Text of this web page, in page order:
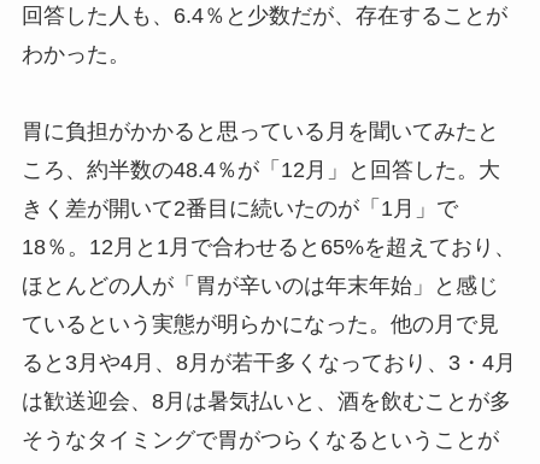
回答した人も、6.4％と少数だが、存在することが
わかった。
胃に負担がかかると思っている月を聞いてみたと
ころ、約半数の48.4％が「12月」と回答した。大
きく差が開いて2番目に続いたのが「1月」で
18％。12月と1月で合わせると65%を超えており、
ほとんどの人が「胃が辛いのは年末年始」と感じ
ているという実態が明らかになった。他の月で見
ると3月や4月、8月が若干多くなっており、3・4月
は歓送迎会、8月は暑気払いと、酒を飲むことが多
そうなタイミングで胃がつらくなるということが